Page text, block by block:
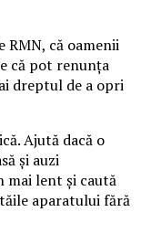
că oamenii
că pot renunța
dreptul de a opri
Ajută dacă o
și auzi
mai lent și caută
aparatului fără